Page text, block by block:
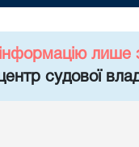
лише
судової